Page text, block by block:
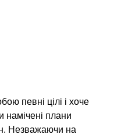
певні цілі і хоче
намічені плани
Незважаючи на